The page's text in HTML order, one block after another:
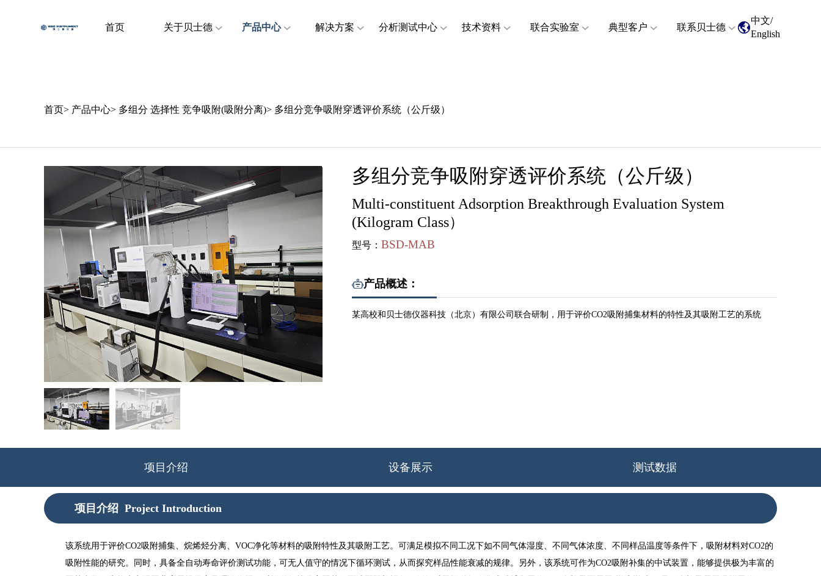
首页 关于贝士德 产品中心 解决方案 分析测试中心 技术资料 联合实验室 典型客户 联系贝士德
中文/
English
首页> 产品中心> 多组分 选择性 竞争吸附(吸附分离)> 多组分竞争吸附穿透评价系统（公斤级）
多组分竞争吸附穿透评价系统（公斤级）
Multi-constituent Adsorption Breakthrough Evaluation System
(Kilogram Class）
型号： BSD-MAB
产品概述：
某高校和贝士德仪器科技（北京）有限公司联合研制，用于评价CO2吸附捕集材料的特性及其吸附工艺的系统
项目介绍 设备展示 测试数据
项目介绍 Project Introduction
该系统用于评价CO2吸附捕集、烷烯烃分离、VOC净化等材料的吸附特性及其吸附工艺。可满足模拟不同工况下如不同气体湿度、不同气体浓度、不同样品温度等条件下，吸附材料对CO2的
吸附性能的研究。同时，具备全自动寿命评价测试功能，可无人值守的情况下循环测试，从而探究样品性能衰减的规律。另外，该系统可作为CO2吸附补集的中试装置，能够提供极为丰富的